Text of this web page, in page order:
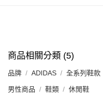
商品相關分類 (5)
品牌 ADIDAS 全系列鞋款
男性商品 鞋類 休閒鞋